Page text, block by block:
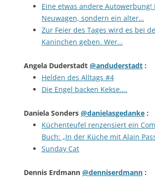
Eine etwas andere Autowerbung!
Neuwagen, sondern ein alter…
Zur Feier des Tages wird es bei
Kaninchen geben. Wer…
Angela Duderstadt @anduderstadt :
Helden des Alltags #4
Die Engel backen Kekse….
Daniela Sonders @danielasgedanke :
Küchenteufel renzensiert ein
Buch: „In der Küche mit Alain
Sunday Cat
Dennis Erdmann @denniserdmann :